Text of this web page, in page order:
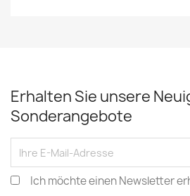
Erhalten Sie unsere
Sonderangebote
Ich möchte einen Newsletter